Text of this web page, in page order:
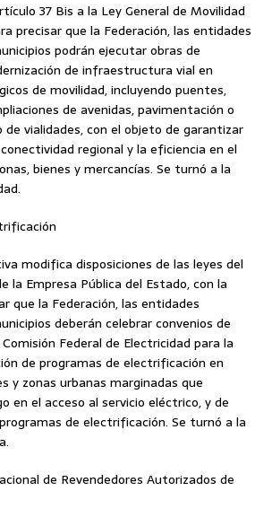
37 Bis a la Ley General de Movilidad
precisar que la Federación, las entidades
podrán ejecutar obras de
de infraestructura vial en
de movilidad, incluyendo puentes,
de avenidas, pavimentación o
vialidades, con el objeto de garantizar
regional y la eficiencia en el
bienes y mercancías. Se turnó a la
modifica disposiciones de las leyes del
la Empresa Pública del Estado, con la
que la Federación, las entidades
deberán celebrar convenios de
Federal de Electricidad para la
de programas de electrificación en
y zonas urbanas marginadas que
en el acceso al servicio eléctrico, y de
de electrificación. Se turnó a la
de Revendedores Autorizados de